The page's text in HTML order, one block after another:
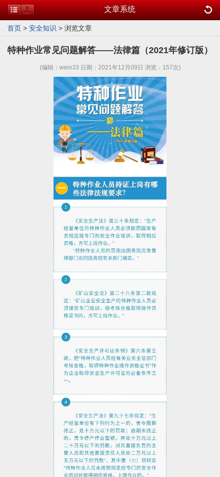
文章系统
首页 > 安全知识 > 浏览文章
特种作业常见问题解答——法律篇（2021年修订版）
(编辑：weio33 日期：2021年12月09日 浏览： 157次)